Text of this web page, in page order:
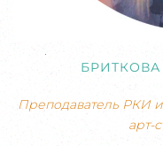
Преподаватель РКИ и
арт-